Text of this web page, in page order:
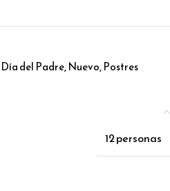
Día del Padre,Nuevo,Postres
12 personas